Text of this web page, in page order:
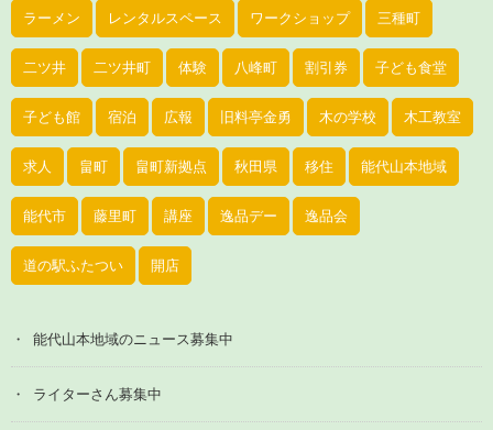
ラーメン レンタルスペース ワークショップ 三種町
二ツ井 二ツ井町 体験 八峰町 割引券 子ども食堂
子ども館 宿泊 広報 旧料亭金勇 木の学校 木工教室
求人 畠町 畠町新拠点 秋田県 移住 能代山本地域
能代市 藤里町 講座 逸品デー 逸品会
道の駅ふたつい 開店
能代山本地域のニュース募集中
ライターさん募集中